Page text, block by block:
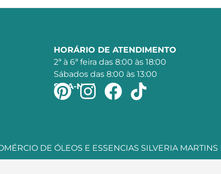
HORÁRIO DE ATENDIMENTO
2ª à 6ª feira das 8:00 às 18:00
Sábados das 8:00 às 13:00
SIGA-NOS
DE ÓLEOS E ESSENCIAS SILVERIA